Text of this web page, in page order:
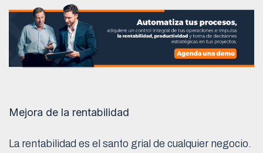
Mejora de la rentabilidad
La rentabilidad es el santo grial de cualquier negocio.